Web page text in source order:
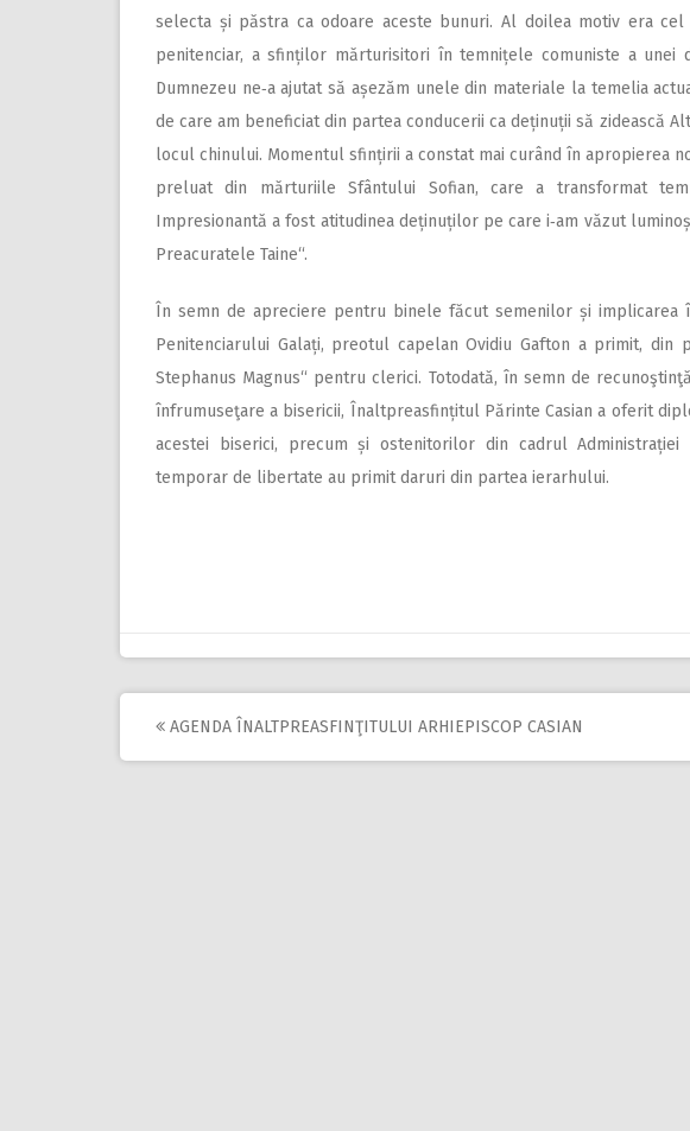
selecta și păstra ca odoare aceste bunuri. Al doilea motiv era
penitenciar, a sfinților mărturisitori în temnițele comuniste a unei
Dumnezeu ne‑a ajutat să așezăm unele din materiale la temelia
de care am beneficiat din partea conducerii ca deținuții să zidească
locul chinului. Momentul sfințirii a constat mai curând în apropierea
preluat din mărturiile Sfântului Sofian, care a transformat
Impresionantă a fost atitudinea deținuților pe care i‑am văzut
Preacuratele Taine“.
În semn de apreciere pentru binele făcut semenilor și implicarea
Penitenciarului Galați, preotul capelan Ovidiu Gafton a primit, din
Stephanus Magnus“ pentru clerici. Totodată, în semn de
înfrumuseţare a bisericii, Înaltpreasfințitul Părinte Casian a oferit
acestei biserici, precum și ostenitorilor din cadrul
temporar de libertate au primit daruri din partea ierarhului.
Post
AGENDA ÎNALTPREASFINŢITULUI ARHIEPISCOP CASIAN